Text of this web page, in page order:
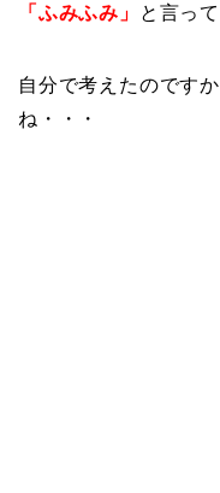
「ふみふみ」 と言っ
自分で考えたのです
ね・・・